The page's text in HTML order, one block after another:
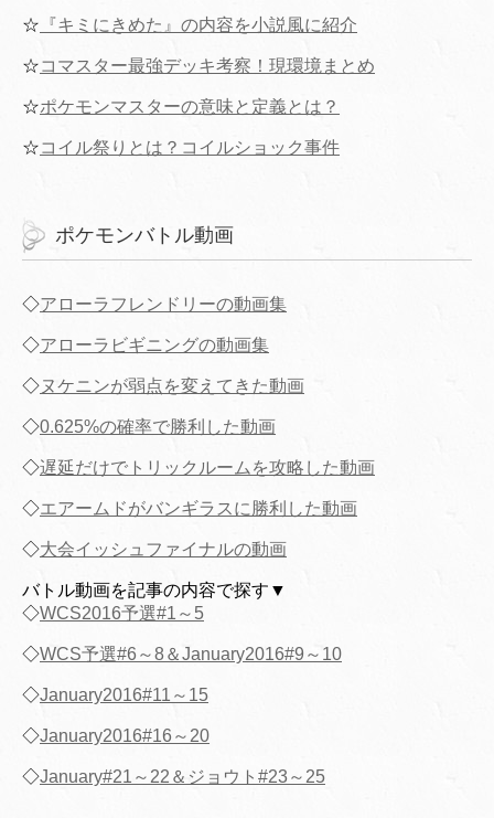
☆ 『キミにきめた』の内容を小説風に紹介
☆コマスター最強デッキ考察！現環境まとめ
☆ポケモンマスターの意味と定義とは？
☆コイル祭りとは？コイルショック事件
ポケモンバトル動画
◇アローラフレンドリーの動画集
◇アローラビギニングの動画集
◇ヌケニンが弱点を変えてきた動画
◇0.625%の確率で勝利した動画
◇遅延だけでトリックルームを攻略した動画
◇エアームドがバンギラスに勝利した動画
◇大会イッシュファイナルの動画
バトル動画を記事の内容で探す▼
◇WCS2016予選#1～5
◇WCS予選#6～8＆January2016#9～10
◇January2016#11～15
◇January2016#16～20
◇January#21～22＆ジョウト#23～25